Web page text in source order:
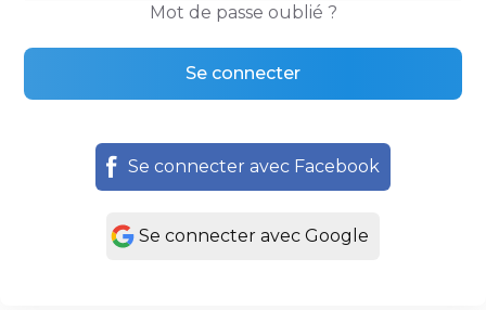
Mot de passe oublié ?
Se connecter avec Facebook
Se connecter avec Google